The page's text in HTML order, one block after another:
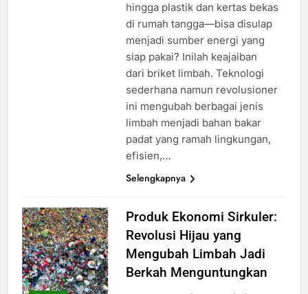
hingga plastik dan kertas bekas
di rumah tangga—bisa disulap
menjadi sumber energi yang
siap pakai? Inilah keajaiban
dari briket limbah. Teknologi
sederhana namun revolusioner
ini mengubah berbagai jenis
limbah menjadi bahan bakar
padat yang ramah lingkungan,
efisien,…
Selengkapnya
Produk Ekonomi Sirkuler:
Revolusi Hijau yang
Mengubah Limbah Jadi
Berkah Menguntungkan